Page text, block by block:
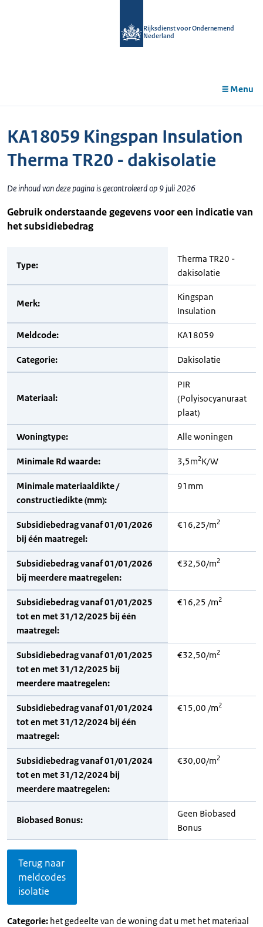
Rijksdienst voor Ondernemend
Nederland
Menu
KA18059 Kingspan Insulation
Therma TR20 - dakisolatie
De inhoud van deze pagina is gecontroleerd op 9 juli 2026
Gebruik onderstaande gegevens voor een indicatie van
het subsidiebedrag
Type:
Therma TR20 -
dakisolatie
Merk:
Kingspan
Insulation
Meldcode: KA18059
Categorie: Dakisolatie
Materiaal:
PIR
(Polyisocyanuraat
plaat)
Woningtype: Alle woningen
Minimale Rd waarde: 3,5m2K/W
Minimale materiaaldikte /
constructiedikte (mm):
91mm
Subsidiebedrag vanaf 01/01/2026
bij één maatregel:
€16,25/m2
Subsidiebedrag vanaf 01/01/2026
bij meerdere maatregelen:
€32,50/m2
Subsidiebedrag vanaf 01/01/2025
tot en met 31/12/2025 bij één
maatregel:
€16,25 /m2
Subsidiebedrag vanaf 01/01/2025
tot en met 31/12/2025 bij
meerdere maatregelen:
€32,50/m2
Subsidiebedrag vanaf 01/01/2024
tot en met 31/12/2024 bij één
maatregel:
€15,00 /m2
Subsidiebedrag vanaf 01/01/2024
tot en met 31/12/2024 bij
meerdere maatregelen:
€30,00/m2
Biobased Bonus:
Geen Biobased
Bonus
Terug naar
meldcodes
isolatie
Categorie: het gedeelte van de woning dat u met het materiaal